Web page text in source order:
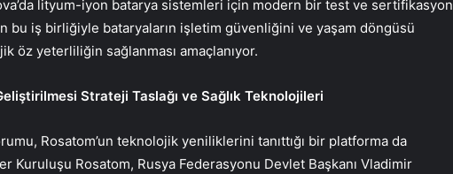
lityum-iyon batarya sistemleri için modern bir test ve sertifikasyon
bu iş birliğiyle bataryaların işletim güvenliğini ve yaşam döngüsü
öz yeterliliğin sağlanması amaçlanıyor.
Strateji Taslağı ve Sağlık Teknolojileri
Rosatom’un teknolojik yeniliklerini tanıttığı bir platforma da
Kuruluşu Rosatom, Rusya Federasyonu Devlet Başkanı Vladimir